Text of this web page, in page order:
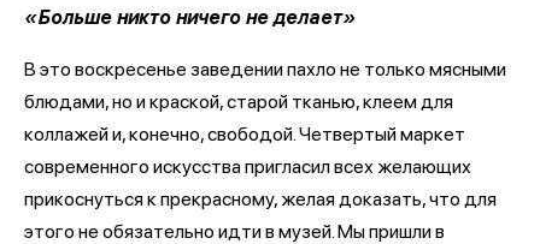
«Больше никто ничего не делает»
В это воскресенье заведении пахло не только мясными
блюдами, но и краской, старой тканью, клеем для
коллажей и, конечно, свободой. Четвертый маркет
современного искусства пригласил всех желающих
прикоснуться к прекрасному, желая доказать, что для
этого не обязательно идти в музей. Мы пришли в